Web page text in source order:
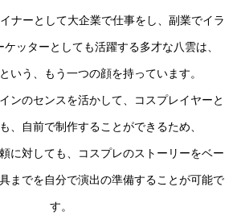
ナーとして大企業で仕事をし、副業でイラ
ケッターとしても活躍する多才な八雲は、
いう、もう一つの顔を持っています。
ンのセンスを活かして、コスプレイヤーと
、自前で制作することができるため、
に対しても、コスプレのストーリーをベー
までを自分で演出の準備することが可能で
す。